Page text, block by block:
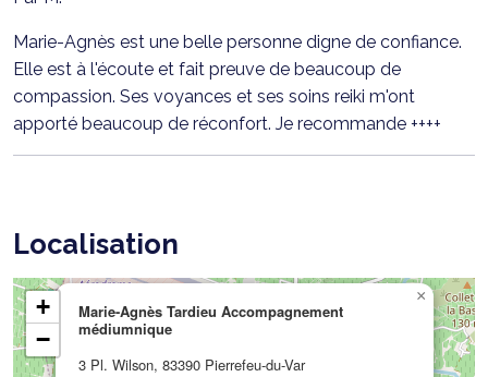
Marie-Agnès est une belle personne digne de confiance.
Elle est à l'écoute et fait preuve de beaucoup de
compassion. Ses voyances et ses soins reiki m'ont
apporté beaucoup de réconfort. Je recommande ++++
Localisation
Marie-Agnès Tardieu Accompagnement
médiumnique
3 Pl. Wilson, 83390 Pierrefeu-du-Var
×
+
−